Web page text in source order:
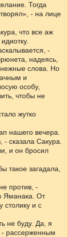
Тогда
- на лице
что все аж
-
надеясь,
нежные слова. Но
и
особу,
чтобы не
жутко
нашего вечера.
сказала Сакура.
и он бросил
такое загадала,
против, -
Яманака. От
столику и с
не буду. Да, я
- рассерженным